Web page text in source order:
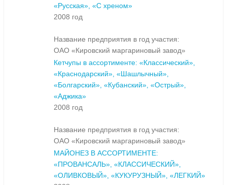
«Русская», «С хреном»
2008 год
Название предприятия в год участия:
ОАО «Кировский маргариновый завод»
Кетчупы в ассортименте: «Классический»,
«Краснодарский», «Шашлычный»,
«Болгарский», «Кубанский», «Острый»,
«Аджика»
2008 год
Название предприятия в год участия:
ОАО «Кировский маргариновый завод»
МАЙОНЕЗ В АССОРТИМЕНТЕ:
«ПРОВАНСАЛЬ», «КЛАССИЧЕСКИЙ»,
«ОЛИВКОВЫЙ», «КУКУРУЗНЫЙ», «ЛЕГКИЙ»